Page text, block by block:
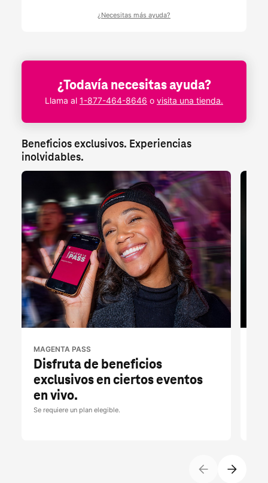
¿Necesitas más ayuda?
¿Todavía necesitas ayuda?
Llama al 1-877-464-8646 o visita una tienda.
Beneficios exclusivos. Experiencias
inolvidables.
MAGENTA PASS
Disfruta de beneficios
exclusivos en ciertos eventos
en vivo.
Se requiere un plan elegible.